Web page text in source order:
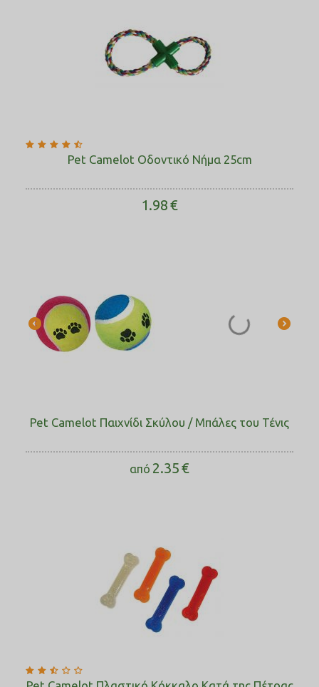
Pet Camelot Οδοντικό Νήμα 25cm
1.98€
Pet Camelot Παιχνίδι Σκύλου / Μπάλες του Τένις
από 2.35€